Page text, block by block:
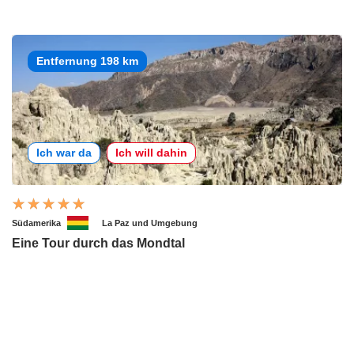
Entfernung 198 km
Ich war da Ich will dahin
Südamerika La Paz und Umgebung
Eine Tour durch das Mondtal